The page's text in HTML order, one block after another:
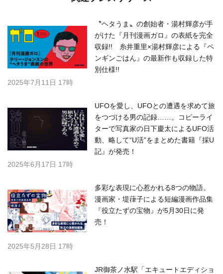
〝ヘタうま〟の創始者・湯村輝彦が手
がけた『月刊漫画ガロ』の表紙を完全
収録!! 糸井重里×湯村輝彦による『ペ
ンギンごはん』の最新作も収録した特
別仕様!!
2025年7月11日 17時
UFOを愛し、UFOとの遭遇を求めて旅
をつづける男の記録……。コピーライ
ターで写真家の日下慶太によるUFO活
動、略して“U活”をまとめた書籍『採U
記』が発売！
2025年6月17日 17時
多彩な表現に心惹かれる8つの物語。
漫画家・堤葎子による短編漫画作品集
『役立たずの宝物』が5月30日に発
売！
2025年5月28日 17時
JR御茶ノ水駅「エキュートエディショ